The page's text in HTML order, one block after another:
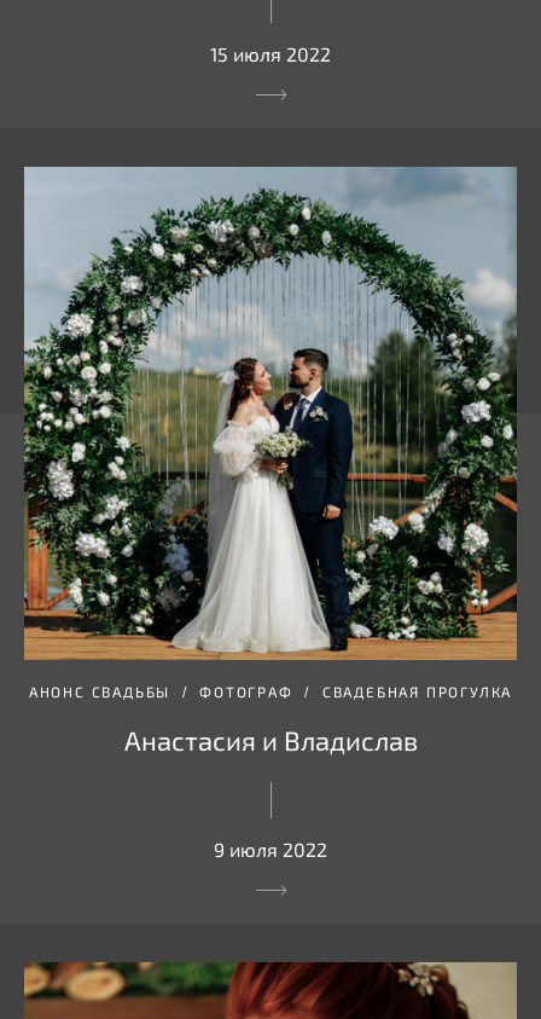
15 июля 2022
АНОНС СВАДЬБЫ ФОТОГРАФ СВАДЕБНАЯ ПРОГУЛКА
Анастасия и Владислав
9 июля 2022